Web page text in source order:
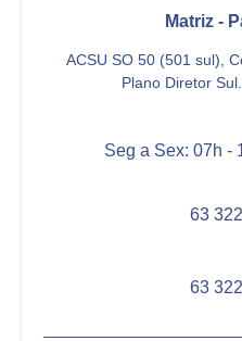
Matriz -
ACSU SO 50 (501 sul),
Plano Diretor
Seg a Sex: 07h -
63
63